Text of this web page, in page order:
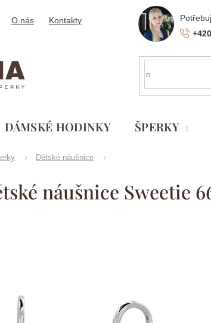
O nás Kontakty
DÁMSKÉ HODINKY ŠPERKY
Dětské náušnice
náušnice Sweetie